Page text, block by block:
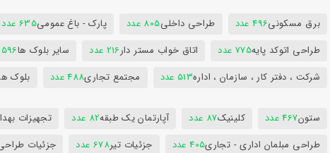
برق مسکونی496 عدد طراحی داخلی805 عدد پارک - باغ عمومی635 عدد
طراحی اتوکد پایه775 عدد اتاق خواب مستر دار216 عدد سایر بلوک ها596 عدد
شرکت ، دفتر کار ، سازمان ، اداره513 عدد مجتمع تجاری488 عدد بلوک
ستون467 عدد کلینیک87 عدد آپارتمان یک طبقه82 عدد تجهیزات
طراحی مبلمان اداری - تجاری405 عدد جزئیات تیر678 عدد جزئیات